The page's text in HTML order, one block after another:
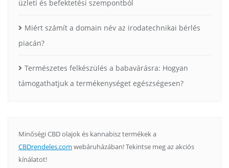
üzleti és befektetési szempontból
Miért számít a domain név az irodatechnikai bérlés
piacán?
Természetes felkészülés a babavárásra: Hogyan
támogathatjuk a termékenységet egészségesen?
Minőségi CBD olajok és kannabisz termékek a
CBDrendeles.com webáruházában! Tekintse meg az akciós
kínálatot!